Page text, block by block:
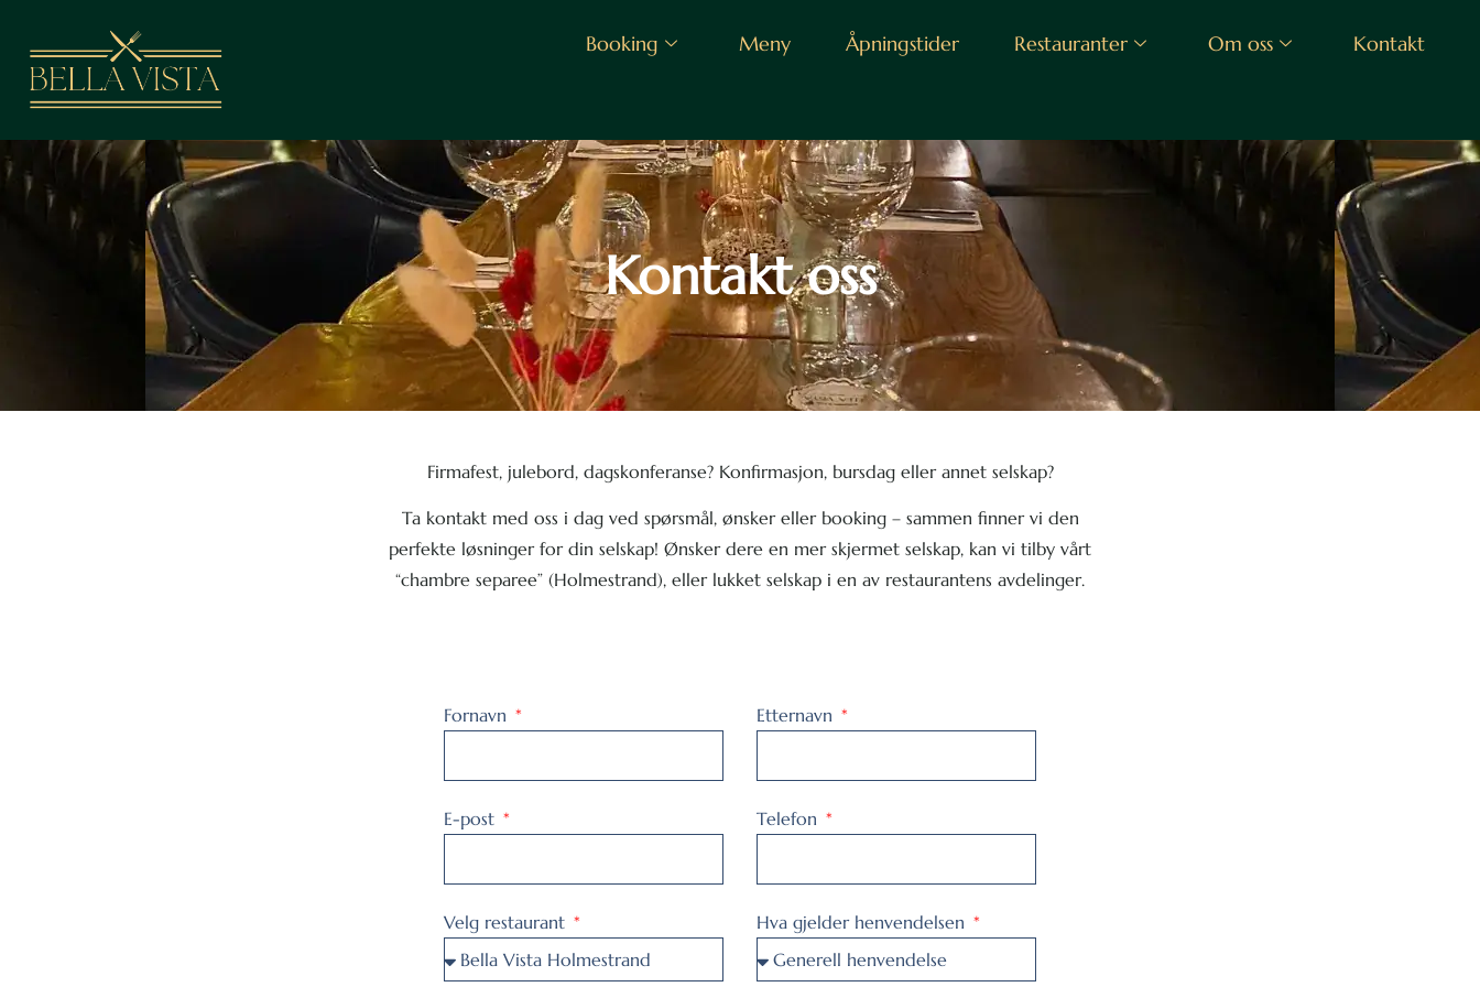
Booking Meny Åpningstider Restauranter Om oss Kontakt
Kontakt oss
Firmafest, julebord, dagskonferanse? Konfirmasjon, bursdag eller annet selskap?
Ta kontakt med oss i dag ved spørsmål, ønsker eller booking – sammen finner vi den
perfekte løsninger for din selskap! Ønsker dere en mer skjermet selskap, kan vi tilby vårt
“chambre separee” (Holmestrand), eller lukket selskap i en av restaurantens avdelinger.
Fornavn Etternavn
E-post Telefon
Velg restaurant Hva gjelder henvendelsen